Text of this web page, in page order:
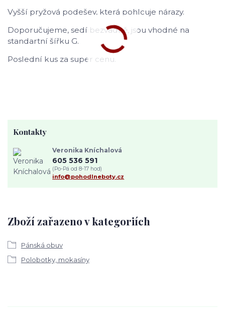
Vyšší pryžová podešev, která pohlcuje nárazy.
Doporučujeme, sedí bezvadně, jsou vhodné na
standartní šířku G.
Poslední kus za super cenu.
Zboží zařazeno v kategoriích
Pánská obuv
Polobotky, mokasíny
Kontakty
Veronika Kníchalová
605 536 591
(Po-Pá od 8-17 hod)
info@pohodlneboty.cz